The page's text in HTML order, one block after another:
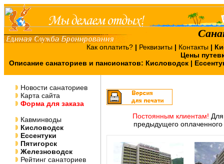
Как оплатить? | Реквизиты | Контакты |
Цены
Описание санаториев и пансионатов: Кисловодск |
Новости санаториев
Карта сайта
Форма для заказа
Кавминводы
Кисловодск
Ессентуки
Пятигорск
Железноводск
Рейтинг санаториев
Постоянным клиентам!
предыдущего оплаченного